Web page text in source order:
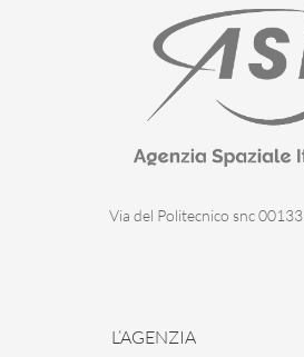
Via del Politecnico snc
L’AGENZIA